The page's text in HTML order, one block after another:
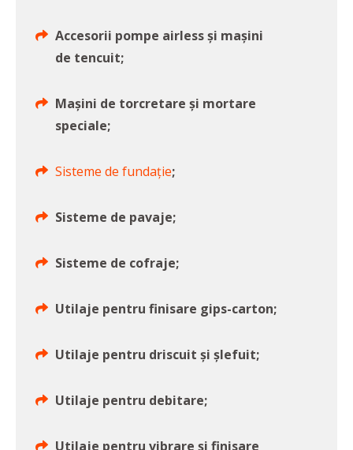
Accesorii pompe airless și mașini
de tencuit;
Mașini de torcretare și mortare
speciale;
Sisteme de fundație;
Sisteme de pavaje;
Sisteme de cofraje;
Utilaje pentru finisare gips-carton;
Utilaje pentru driscuit și șlefuit;
Utilaje pentru debitare;
Utilaje pentru vibrare și finisare